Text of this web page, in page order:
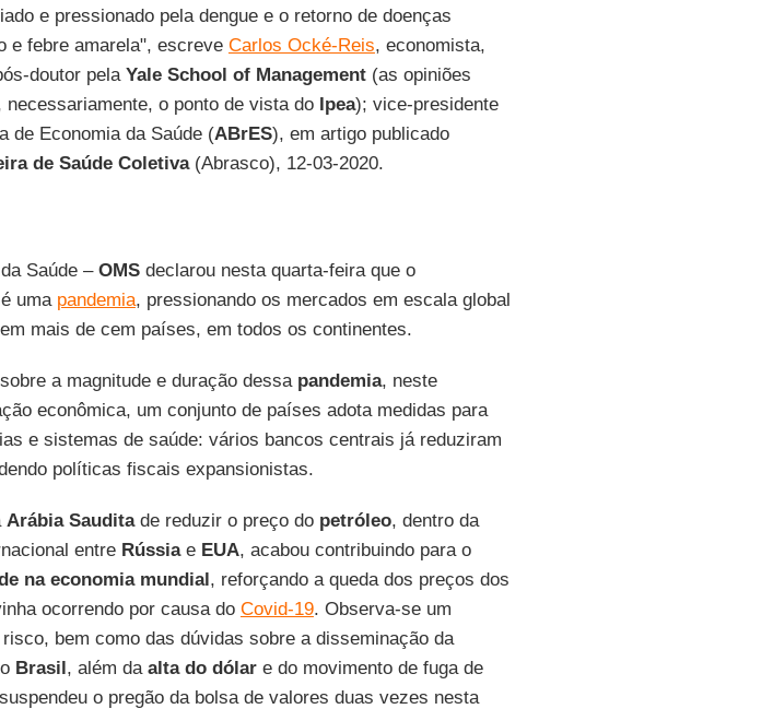
e pressionado pela dengue e o retorno de doenças
e febre amarela", escreve Carlos Ocké-Reis, economista,
doutor pela Yale School of Management(as opiniões
o ponto de vista do Ipea); vice-presidente
de Economia da Saúde (ABrES), em artigo publicado
de Saúde Coletiva (Abrasco), 12-03-2020.
Saúde – OMSdeclarou nesta quarta-feira que o
uma pandemia, pressionando os mercados em escala global
mais de cem países, em todos os continentes.
a magnitude e duração dessa pandemia, neste
econômica, um conjunto de países adota medidas para
e sistemas de saúde: vários bancos centrais já reduziram
políticas fiscais expansionistas.
Arábia Sauditade reduzir o preço do petróleo, dentro da
entre Rússiae EUA, acabou contribuindo para o
na economia mundial, reforçando a queda dos preços dos
ocorrendo por causa do Covid-19. Observa-se um
bem como das dúvidas sobre a disseminação da
Brasil, além da alta do dólare do movimento de fuga de
o pregão da bolsa de valores duas vezes nesta